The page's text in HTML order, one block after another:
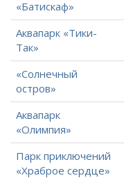
«Батискаф»
Аквапарк «Тики-
Так»
«Солнечный
остров»
Аквапарк
«Олимпия»
Парк приключений
«Храброе сердце»